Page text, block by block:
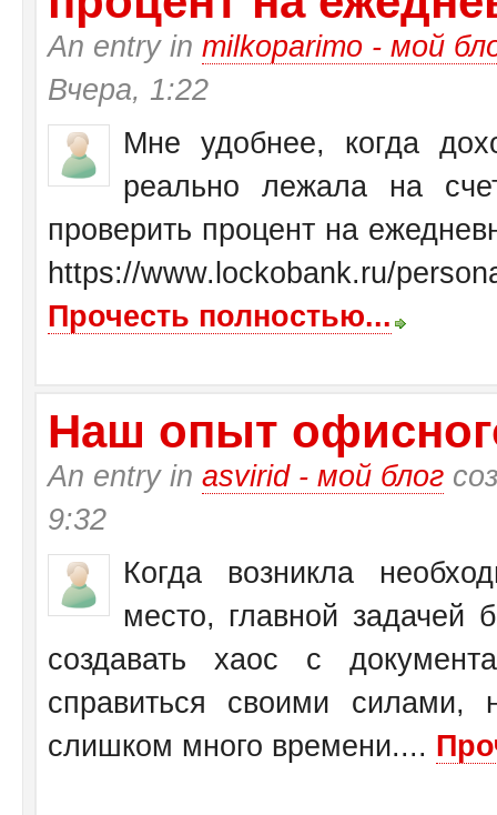
An entry in milkoparimo - мой
Вчера, 1:22
Мне удобнее, когда
реально лежала на
проверить процент на
https://www.lockobank.ru/
Прочесть полностью...
Наш опыт
An entry in asvirid - мой блог
9:32
Когда возникла
место, главной задачей
создавать хаос с
справиться своими
слишком много времени....